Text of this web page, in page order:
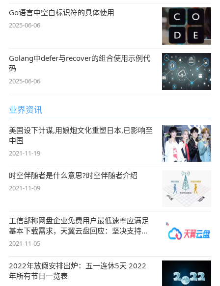
Go语言中空白标识符的具体使用
2025-06-06
Golang中defer与recover的组合使用示例代
码
2025-06-06
业界资讯
美国设下计谋,用娘炮文化重塑日本,已影响至
中国
2021-11-19
时空伴随者是什么意思?时空伴随者介绍
2021-11-09
工信部称网盘企业免费用户最低速率应满足
基本下载需求，天翼云盘回应：坚决支持，
始终
2021-11-05
2022年放假安排出炉：五一连休5天 2022
年所有节日一览表